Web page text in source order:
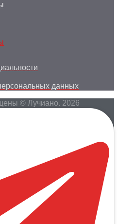
данных
© Лучиано. 2026